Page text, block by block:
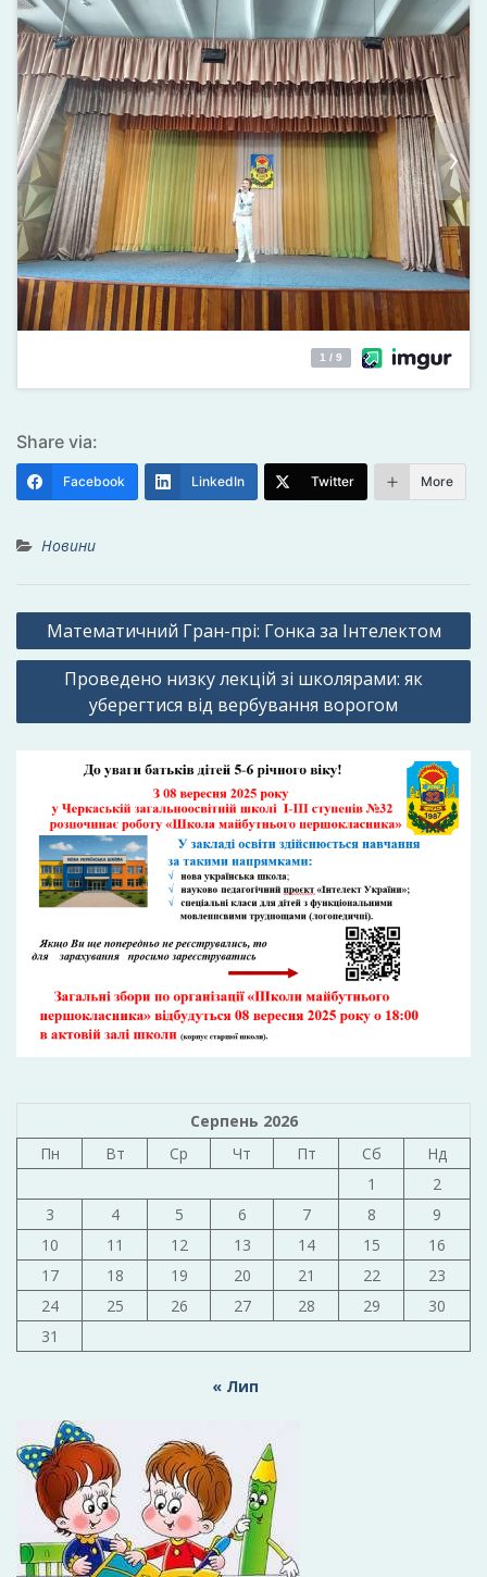
Share via:
Facebook LinkedIn Twitter More
Новини
Навігація
записів
Математичний Гран-прі: Гонка за Інтелектом
Проведено низку лекцій зі школярами: як
уберегтися від вербування ворогом
Серпень 2026
Пн
Вт Ср Чт Пт Сб
Нд
1
2
3
4 5 6 7 8
9
10
11 12 13 14 15
16
17
18 19 20 21 22
23
24
25 26 27 28 29
30
31
« Лип